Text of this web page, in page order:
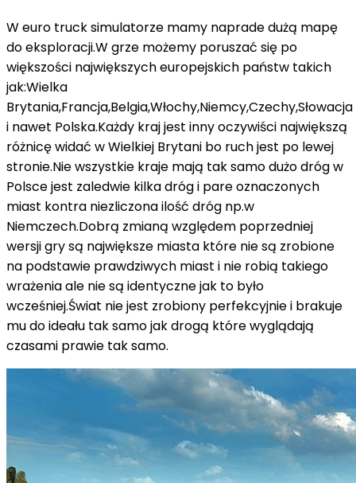
W euro truck simulatorze mamy naprade dużą mapę
do eksploracji.W grze możemy poruszać się po
większości największych europejskich państw takich
jak:Wielka
Brytania,Francja,Belgia,Włochy,Niemcy,Czechy,Słowacja
i nawet Polska.Każdy kraj jest inny oczywiści największą
różnicę widać w Wielkiej Brytani bo ruch jest po lewej
stronie.Nie wszystkie kraje mają tak samo dużo dróg w
Polsce jest zaledwie kilka dróg i pare oznaczonych
miast kontra niezliczona ilość dróg np.w
Niemczech.Dobrą zmianą względem poprzedniej
wersji gry są największe miasta które nie są zrobione
na podstawie prawdziwych miast i nie robią takiego
wrażenia ale nie są identyczne jak to było
wcześniej.Świat nie jest zrobiony perfekcyjnie i brakuje
mu do ideału tak samo jak drogą które wyglądają
czasami prawie tak samo.